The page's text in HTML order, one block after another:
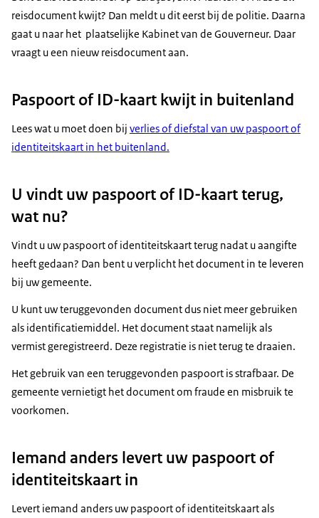
reisdocument kwijt? Dan meldt u dit eerst bij de politie. Daarna
gaat u naar het plaatselijke Kabinet van de Gouverneur. Daar
vraagt u een nieuw reisdocument aan.
Paspoort of ID-kaart kwijt in buitenland
Lees wat u moet doen bij verlies of diefstal van uw paspoort of
identiteitskaart in het buitenland.
U vindt uw paspoort of ID-kaart terug,
wat nu?
Vindt u uw paspoort of identiteitskaart terug nadat u aangifte
heeft gedaan? Dan bent u verplicht het document in te leveren
bij uw gemeente.
U kunt uw teruggevonden document dus niet meer gebruiken
als identificatiemiddel. Het document staat namelijk als
vermist geregistreerd. Deze registratie is niet terug te draaien.
Het gebruik van een teruggevonden paspoort is strafbaar. De
gemeente vernietigt het document om fraude en misbruik te
voorkomen.
Iemand anders levert uw paspoort of
identiteitskaart in
Levert iemand anders uw paspoort of identiteitskaart als